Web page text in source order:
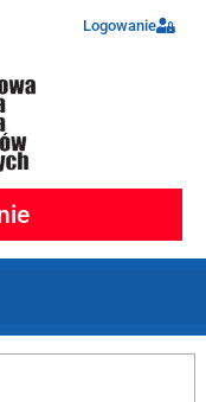
Logowanie